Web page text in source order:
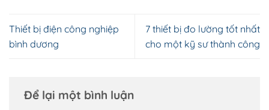
Thiết bị điện công nghiệp
bình dương
7 thiết bị đo lường tốt nhất
cho một kỹ sư thành công
Để lại một bình luận